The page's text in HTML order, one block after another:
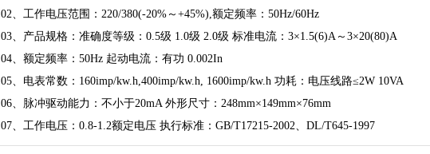
02、工作电压范围：220/380(-20%～+45%),额定频率：50Hz/60Hz
03、产品规格：准确度等级：0.5级 1.0级 2.0级 标准电流：3×1.5(6)A～3×20(80)A
04、额定频率：50Hz 起动电流：有功 0.002In
05、电表常数：160imp/kw.h,400imp/kw.h, 1600imp/kw.h 功耗：电压线路≤2W 10VA
06、脉冲驱动能力：不小于20mA 外形尺寸：248mm×149mm×76mm
07、工作电压：0.8-1.2额定电压 执行标准：GB/T17215-2002、DL/T645-1997